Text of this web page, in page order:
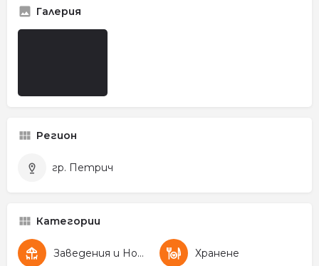
Галерия
Регион
гр. Петрич
Категории
Заведения и Нощен живот Хранене